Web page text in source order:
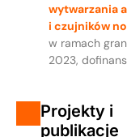
wytwarzania
i czujników
w ramach
2023,
Projekty i
publikacje